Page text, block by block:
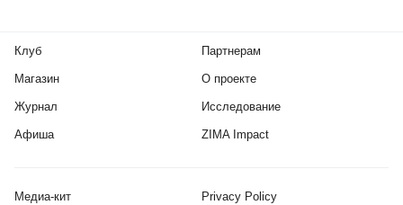
Клуб
Магазин
Журнал
Афиша
Партнерам
О проекте
Исследование
ZIMA Impact
Медиа-кит Privacy Policy